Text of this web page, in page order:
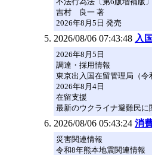
吉村 良一 著
2026年8月5日 発売
2026/08/06 07:43:48 入
2026年8月5日
調達・採用情報
東京出入国在留管理局（
2026年8月4日
在留支援
最新のウクライナ避難民に
2026/08/06 05:43:24 消
災害関連情報
令和8年熊本地震関連情報